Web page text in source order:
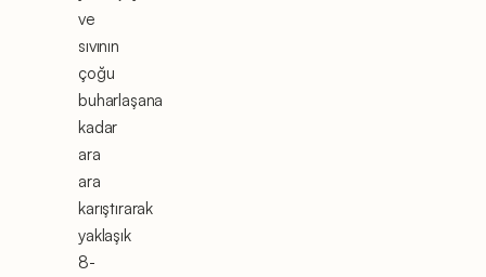
ve
sıvının
çoğu
buharlaşana
kadar
ara
ara
karıştırarak
yaklaşık
8-